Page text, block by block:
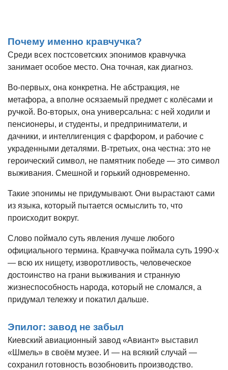
Почему именно кравчучка?
Среди всех постсоветских эпонимов кравчучка
занимает особое место. Она точная, как диагноз.
Во-первых, она конкретна. Не абстракция, не
метафора, а вполне осязаемый предмет с колёсами и
ручкой. Во-вторых, она универсальна: с ней ходили и
пенсионеры, и студенты, и предприниматели, и
дачники, и интеллигенция с фарфором, и рабочие с
украденными деталями. В-третьих, она честна: это не
героический символ, не памятник победе — это символ
выживания. Смешной и горький одновременно.
Такие эпонимы не придумывают. Они вырастают сами
из языка, который пытается осмыслить то, что
происходит вокруг.
Слово поймало суть явления лучше любого
официального термина. Кравчучка поймала суть 1990-х
— всю их нищету, изворотливость, человеческое
достоинство на грани выживания и странную
жизнеспособность народа, который не сломался, а
придумал тележку и покатил дальше.
Эпилог: завод не забыл
Киевский авиационный завод «Авиант» выставил
«Шмель» в своём музее. И — на всякий случай —
сохранил готовность возобновить производство.